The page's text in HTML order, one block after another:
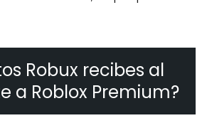
Robux recibes al
a Roblox Premium?